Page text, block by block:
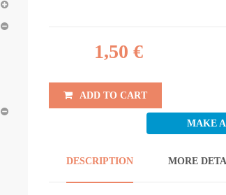
1,50 €
ADD TO CART
MAKE
DESCRIPTION MORE